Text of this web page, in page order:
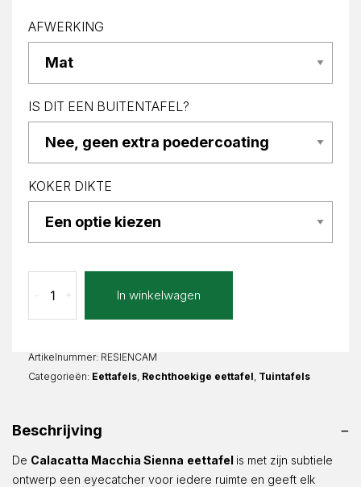
AFWERKING
IS DIT EEN BUITENTAFEL?
KOKER DIKTE
Macchia
Sienna
aantal
+
- In winkelwagen
Artikelnummer: RESIENCAM
Categorieën: Eettafels Rechthoekige eettafel Tuintafels
Beschrijving
De Calacatta Macchia Sienna eettafel is met zijn subtiele
ontwerp een eyecatcher voor iedere ruimte en geeft elk